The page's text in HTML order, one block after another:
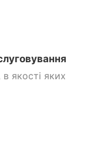
якості яких